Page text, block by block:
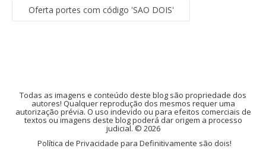
Oferta portes com código 'SAO DOIS'
Todas as imagens e conteúdo deste blog são propriedade dos
autores! Qualquer reprodução dos mesmos requer uma
autorização prévia. O uso indevido ou para efeitos comerciais de
textos ou imagens deste blog poderá dar origem a processo
judicial. © 2026
Política de Privacidade para Definitivamente são dois!